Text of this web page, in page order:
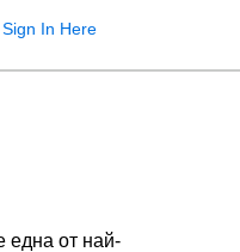
Sign In Here
една от най-